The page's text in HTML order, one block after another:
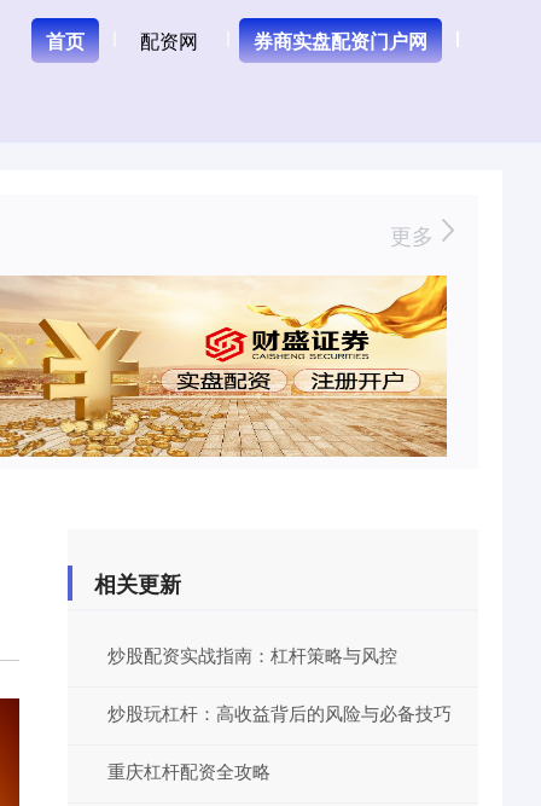
首页 配资网 券商实盘配资门户网
更多
相关更新
炒股配资实战指南：杠杆策略与风控
炒股玩杠杆：高收益背后的风险与必备技巧
重庆杠杆配资全攻略